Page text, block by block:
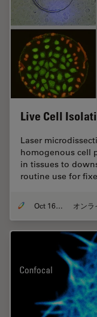
Live Cell
Laser
homogenous cell
in tissues to
routine use for
Oct 16, 2018